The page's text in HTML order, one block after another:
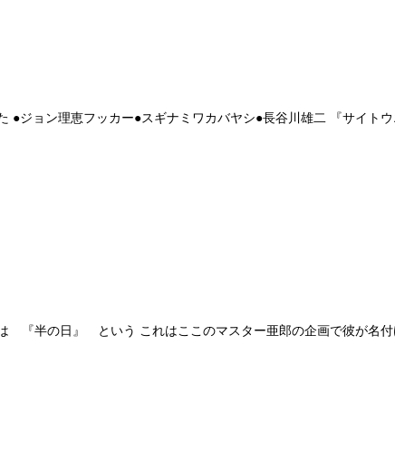
●ジョン理恵フッカー●スギナミワカバヤシ●長谷川雄二 『サイトウ
『半の日』 という これはここのマスター亜郎の企画で彼が名付